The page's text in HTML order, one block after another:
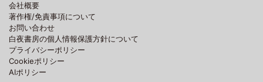
会社概要
著作権/免責事項について
お問い合わせ
白夜書房の個人情報保護方針について
プライバシーポリシー
Cookieポリシー
AIポリシー